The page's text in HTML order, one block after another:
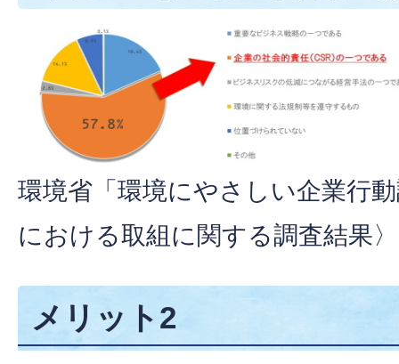
環境省「環境にやさしい企業行
における取組に関する調査結果
メリット2